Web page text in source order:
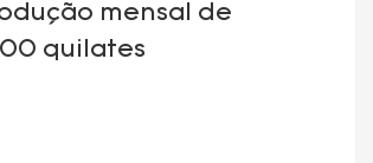
mensal de
quilates